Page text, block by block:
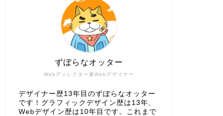
Webディレクター兼Webデザイナー
ずぼらなオッター
デザイナー歴13年目のずぼらなオッター
です！グラフィックデザイン歴は13年、
Webデザイン歴は10年目です。これまで